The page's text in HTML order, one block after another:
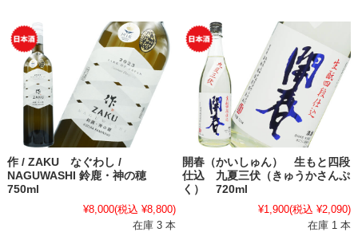
作 / ZAKU なぐわし /
NAGUWASHI 鈴鹿・神の穂
750ml
¥8,000(税込 ¥8,800)
在庫 3 本
開春（かいしゅん） 生もと四段
仕込 九夏三伏（きゅうかさんぷ
く） 720ml
¥1,900(税込 ¥2,090)
在庫 1 本